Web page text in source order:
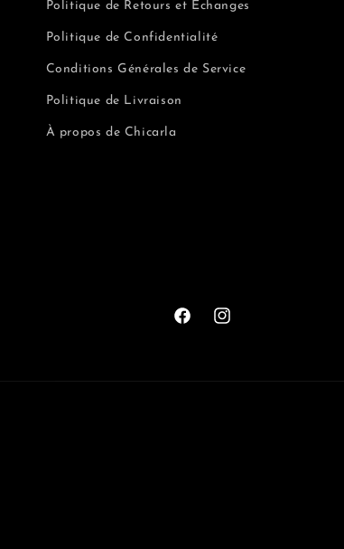
Politique de Retours et Échanges
Politique de Confidentialité
Conditions Générales de Service
Politique de Livraison
À propos de Chicarla
FacebookInstagram